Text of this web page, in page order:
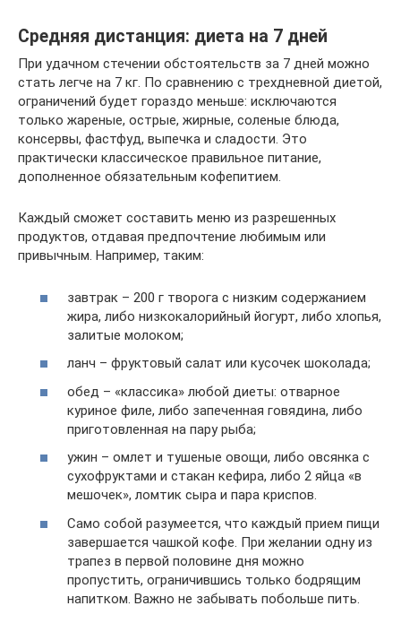
Средняя дистанция: диета на 7 дней
При удачном стечении обстоятельств за 7 дней можно
стать легче на 7 кг. По сравнению с трехдневной диетой,
ограничений будет гораздо меньше: исключаются
только жареные, острые, жирные, соленые блюда,
консервы, фастфуд, выпечка и сладости. Это
практически классическое правильное питание,
дополненное обязательным кофепитием.
Каждый сможет составить меню из разрешенных
продуктов, отдавая предпочтение любимым или
привычным. Например, таким:
завтрак – 200 г творога с низким содержанием
жира, либо низкокалорийный йогурт, либо хлопья,
залитые молоком;
ланч – фруктовый салат или кусочек шоколада;
обед – «классика» любой диеты: отварное
куриное филе, либо запеченная говядина, либо
приготовленная на пару рыба;
ужин – омлет и тушеные овощи, либо овсянка с
сухофруктами и стакан кефира, либо 2 яйца «в
мешочек», ломтик сыра и пара криспов.
Само собой разумеется, что каждый прием пищи
завершается чашкой кофе. При желании одну из
трапез в первой половине дня можно
пропустить, ограничившись только бодрящим
напитком. Важно не забывать побольше пить.